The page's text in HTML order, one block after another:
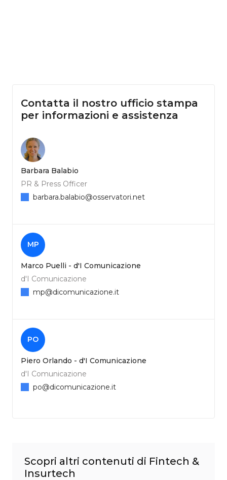
Contatta il nostro ufficio stampa
per informazioni e assistenza
Barbara Balabio
PR & Press Officer
barbara.balabio@osservatori.net
MP
Marco Puelli - d'I Comunicazione
d'I Comunicazione
mp@dicomunicazione.it
PO
Piero Orlando - d'I Comunicazione
d'I Comunicazione
po@dicomunicazione.it
Scopri altri contenuti di Fintech &
Insurtech